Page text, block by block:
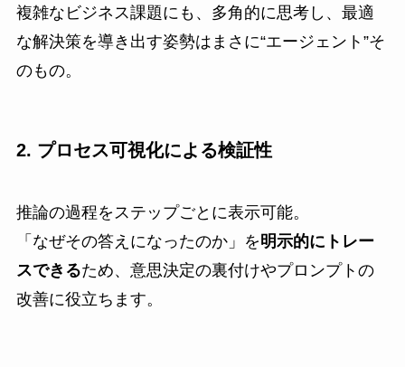
複雑なビジネス課題にも、多角的に思考し、最適
な解決策を導き出す姿勢はまさに“エージェント”そ
のもの。
2. プロセス可視化による検証性
推論の過程をステップごとに表示可能。
「なぜその答えになったのか」を明示的にトレー
スできるため、意思決定の裏付けやプロンプトの
改善に役立ちます。